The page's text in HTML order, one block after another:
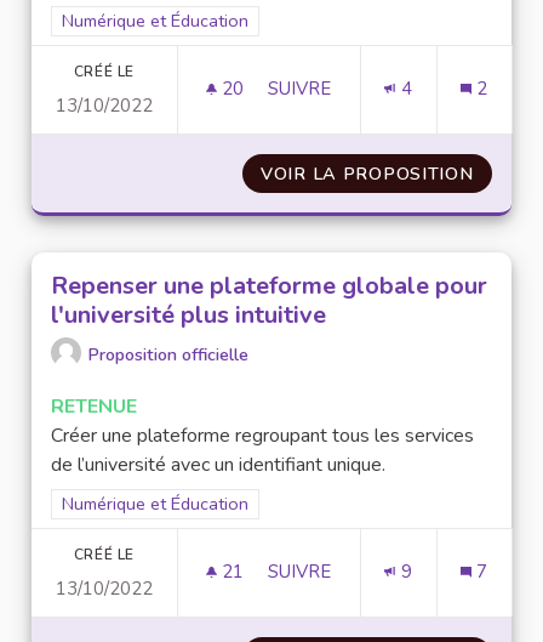
Filtrer les résultats pour le secteur : Numérique et Éducation
Numérique et Éducation
CRÉÉ LE
13/10/2022
20 20 ABONNÉS
SUIVRE 4 2
VOIR LA PROPOSITION
Repenser une plateforme globale pour
l'université plus intuitive
Proposition officielle
RETENUE
Créer une plateforme regroupant tous les services
de l’université avec un identifiant unique.
Filtrer les résultats pour le secteur : Numérique et Éducation
Numérique et Éducation
CRÉÉ LE
13/10/2022
21 21 ABONNÉS
SUIVRE 9 7